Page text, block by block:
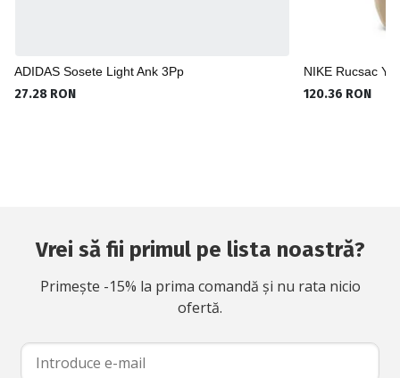
ADIDAS Sosete Light Ank 3Pp
27.28 RON
NIKE Rucsac Y
120.36 RON
Vrei să fii primul pe lista noastră?
Primește -15% la prima comandă și nu rata nicio
ofertă.